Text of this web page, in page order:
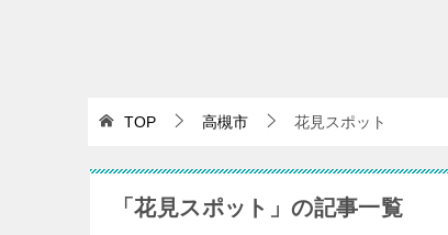
TOP 高槻市 花見スポット
「花見スポット」の記事一覧